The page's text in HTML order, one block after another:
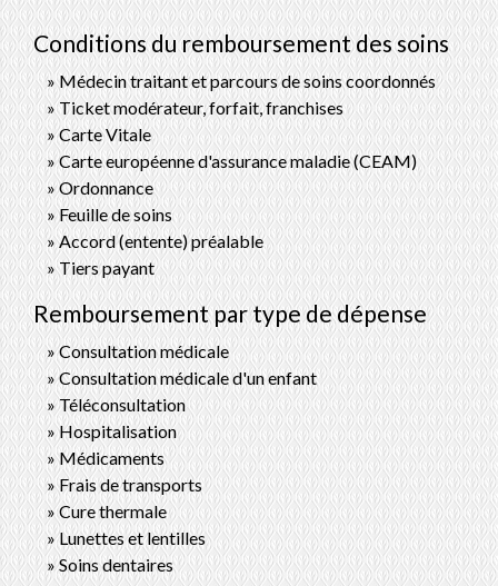
Conditions du remboursement des soins
Médecin traitant et parcours de soins coordonnés
Ticket modérateur, forfait, franchises
Carte Vitale
Carte européenne d'assurance maladie (CEAM)
Ordonnance
Feuille de soins
Accord (entente) préalable
Tiers payant
Remboursement par type de dépense
Consultation médicale
Consultation médicale d'un enfant
Téléconsultation
Hospitalisation
Médicaments
Frais de transports
Cure thermale
Lunettes et lentilles
Soins dentaires